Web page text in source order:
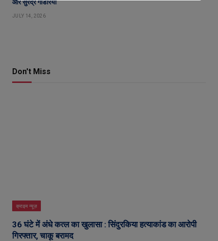
और सुरेंद्र गाडरिया
JULY 14, 2026
Don't Miss
क्राइम न्यूज़
36 घंटे में अंधे कत्ल का खुलासा : सिंदुरकिया हत्याकांड का आरोपी
गिरफ्तार, चाकू बरामद